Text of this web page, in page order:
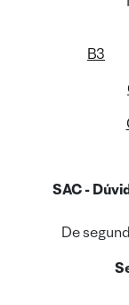
B3
SAC -
De